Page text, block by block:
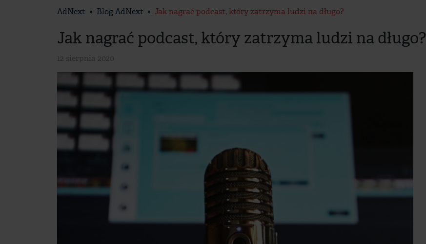
AdNext Blog AdNext Jak nagrać podcast, który zatrzyma ludzi na długo?
Jak nagrać podcast, który zatrzyma ludzi na długo?